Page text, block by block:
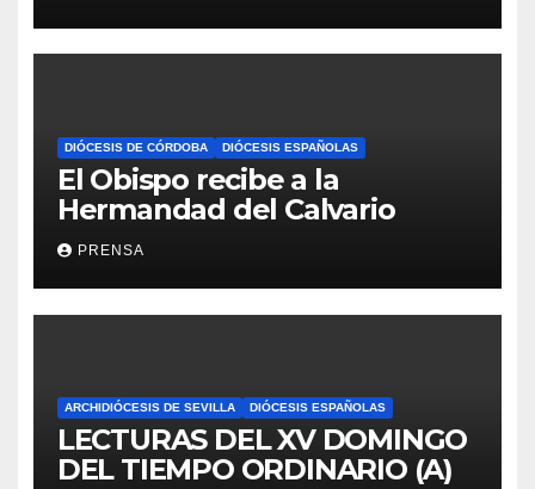
DIÓCESIS DE CÓRDOBA DIÓCESIS ESPAÑOLAS
El Obispo recibe a la
Hermandad del Calvario
PRENSA
ARCHIDIÓCESIS DE SEVILLA DIÓCESIS ESPAÑOLAS
LECTURAS DEL XV DOMINGO
DEL TIEMPO ORDINARIO (A)